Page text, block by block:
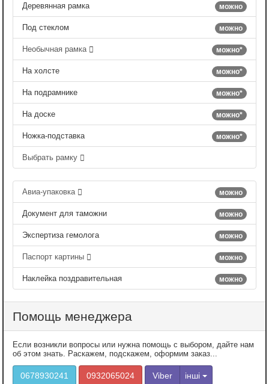
можно
Деревянная рамка
можно
Под стеклом
можно*
Необычная рамка
можно*
На холсте
можно*
На подрамнике
можно*
На доске
можно*
Ножка-подставка
Выбрать рамку
можно
Авиа-упаковка
можно
Документ для таможни
можно
Экспертиза гемолога
можно
Паспорт картины
можно
Наклейка поздравительная
Помощь менеджера
Если возникли вопросы или нужна помощь с выбором, дайте нам
об этом знать. Раскажем, подскажем, оформим заказ...
0678930241 0932065024 Viber інші